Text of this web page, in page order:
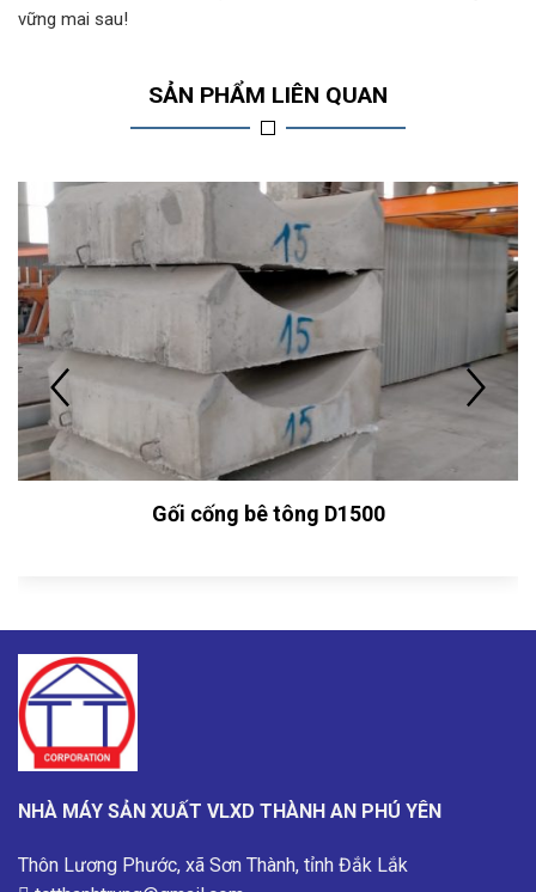
vững mai sau!
SẢN PHẨM LIÊN QUAN
Gối cống bê tông D1500
NHÀ MÁY SẢN XUẤT VLXD THÀNH AN PHÚ YÊN
Thôn Lương Phước, xã Sơn Thành, tỉnh Đắk Lắk